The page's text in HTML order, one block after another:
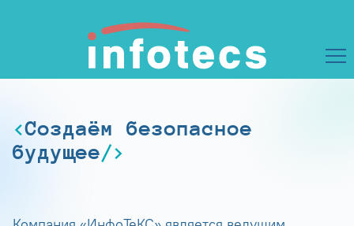
Создаём безопасное
будущее